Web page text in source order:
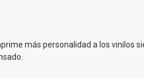
más personalidad a los vinilos